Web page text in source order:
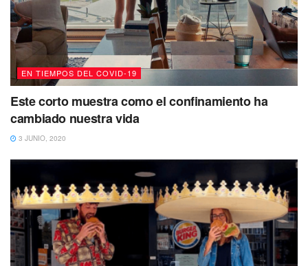
EN TIEMPOS DEL COVID-19
Este corto muestra como el confinamiento ha
cambiado nuestra vida
3 JUNIO, 2020